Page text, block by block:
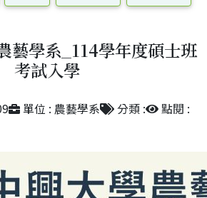
藝學系_114學年度碩士班
考試入學
單位 : 農藝學系 分類 : 點閱 :